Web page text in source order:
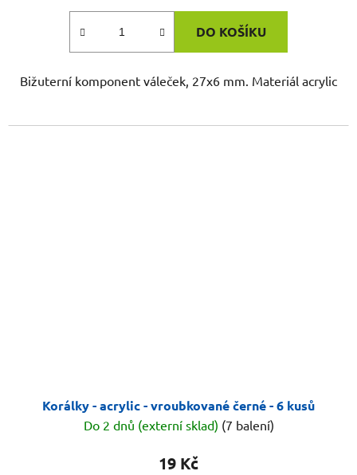
DO KOŠÍKU
Bižuterní komponent váleček, 27x6 mm. Materiál acrylic
Korálky - acrylic - vroubkované černé - 6 kusů
Do 2 dnů (externí sklad) (7 balení)
19 Kč